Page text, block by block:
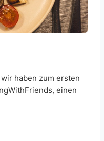
haben zum ersten
einen